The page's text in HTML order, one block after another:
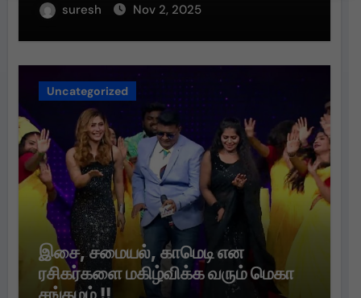
suresh Nov 2, 2025
Uncategorized
இசை, சமையல், காமெடி என
ரசிகர்களை மகிழ்விக்க வரும் மெகா
சங்கமம் !!